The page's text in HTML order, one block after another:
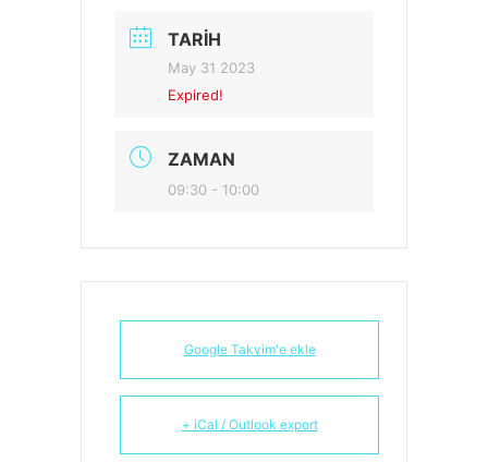
TARIH
May 31 2023
Expired!
ZAMAN
09:30 - 10:00
Google Takvim'e ekle
+ iCal / Outlook export